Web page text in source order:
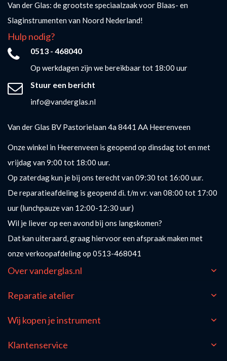
Van der Glas: de grootste speciaalzaak voor Blaas- en
Slaginstrumenten van Noord Nederland!
Hulp nodig?
0513 - 468040
Op werkdagen zijn we bereikbaar tot 18:00 uur
Stuur een bericht
info@vanderglas.nl
Van der Glas BV Pastorielaan 4a 8441 AA Heerenveen
Onze winkel in Heerenveen is geopend op dinsdag tot en met
vrijdag van 9:00 tot 18:00 uur.
Op zaterdag kun je bij ons terecht van 09:30 tot 16:00 uur.
De reparatieafdeling is geopend di. t/m vr. van 08:00 tot 17:00
uur (lunchpauze van 12:00-12:30 uur)
Wil je liever op een avond bij ons langskomen?
Dat kan uiteraard, graag hiervoor een afspraak maken met
onze verkoopafdeling op 0513-468041
Over vanderglas.nl
Reparatie atelier
Wij kopen je instrument
Klantenservice